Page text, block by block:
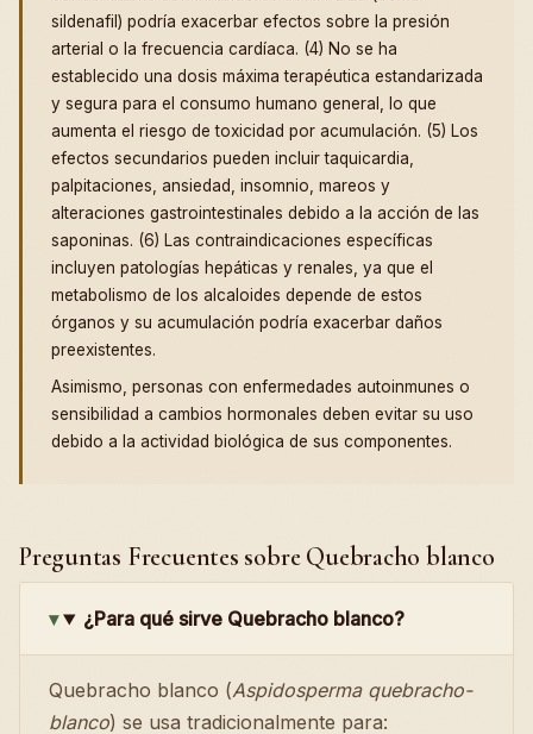
sildenafil) podría exacerbar efectos sobre la presión
arterial o la frecuencia cardíaca. (4) No se ha
establecido una dosis máxima terapéutica estandarizada
y segura para el consumo humano general, lo que
aumenta el riesgo de toxicidad por acumulación. (5) Los
efectos secundarios pueden incluir taquicardia,
palpitaciones, ansiedad, insomnio, mareos y
alteraciones gastrointestinales debido a la acción de las
saponinas. (6) Las contraindicaciones específicas
incluyen patologías hepáticas y renales, ya que el
metabolismo de los alcaloides depende de estos
órganos y su acumulación podría exacerbar daños
preexistentes.
Asimismo, personas con enfermedades autoinmunes o
sensibilidad a cambios hormonales deben evitar su uso
debido a la actividad biológica de sus componentes.
Preguntas Frecuentes sobre Quebracho blanco
¿Para qué sirve Quebracho blanco?
Quebracho blanco (Aspidosperma quebracho-
blanco) se usa tradicionalmente para: